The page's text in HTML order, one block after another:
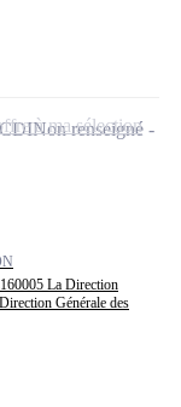
La Direction
Générale des
CDINon renseigné
à ma sélection